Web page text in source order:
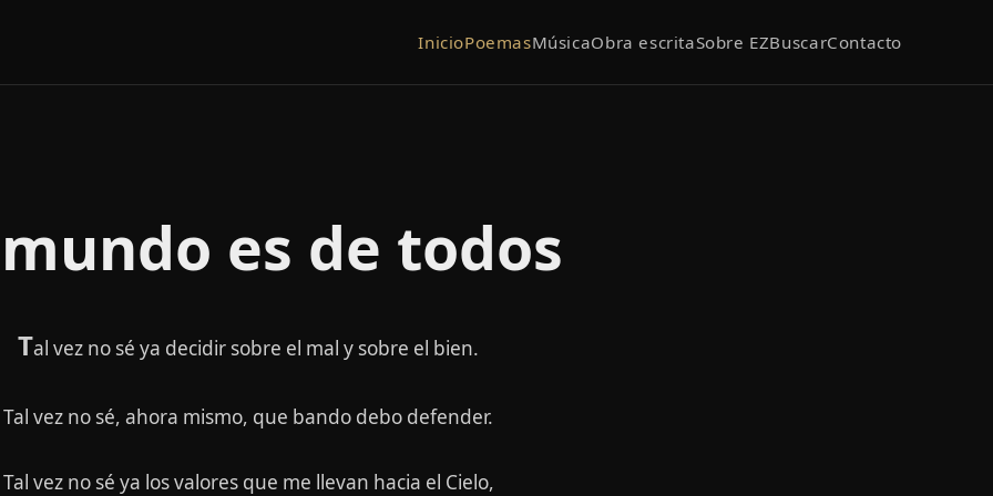
InicioPoemasMúsicaObra escritaSobre EZBuscarContacto
es de todos
Tal vez no sé ya decidir sobre el mal y sobre el bien.
Tal vez no sé, ahora mismo, que bando debo defender.
Tal vez no sé ya los valores que me llevan hacia el Cielo,